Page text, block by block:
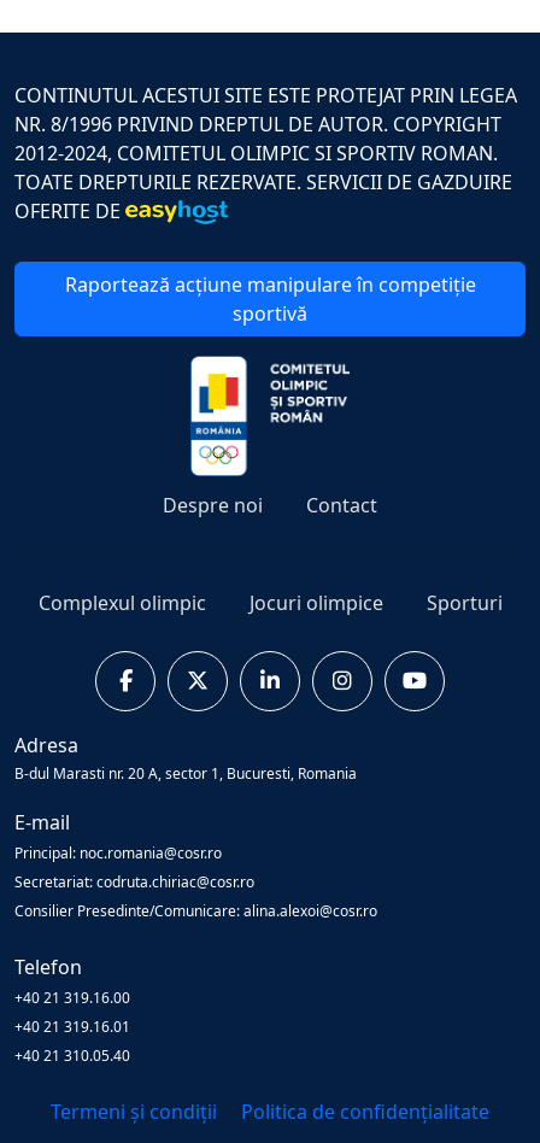
CONTINUTUL ACESTUI SITE ESTE PROTEJAT PRIN LEGEA
NR. 8/1996 PRIVIND DREPTUL DE AUTOR. COPYRIGHT
2012-2024, COMITETUL OLIMPIC SI SPORTIV ROMAN.
TOATE DREPTURILE REZERVATE. SERVICII DE GAZDUIRE
OFERITE DE
Raportează acțiune manipulare în competiție
sportivă
Despre noi Contact
Complexul olimpic Jocuri olimpice Sporturi
Adresa
B-dul Marasti nr. 20 A, sector 1, Bucuresti, Romania
E-mail
Principal: noc.romania@cosr.ro
Secretariat: codruta.chiriac@cosr.ro
Consilier Presedinte/Comunicare: alina.alexoi@cosr.ro
Telefon
+40 21 319.16.00
+40 21 319.16.01
+40 21 310.05.40
Termeni și condiții Politica de confidențialitate